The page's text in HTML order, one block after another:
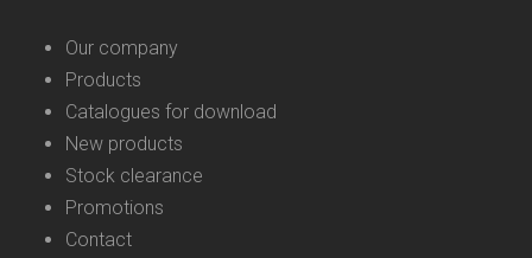
Our company
Products
Catalogues for download
New products
Stock clearance
Promotions
Contact